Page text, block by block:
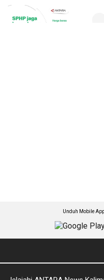
Unduh Mobile